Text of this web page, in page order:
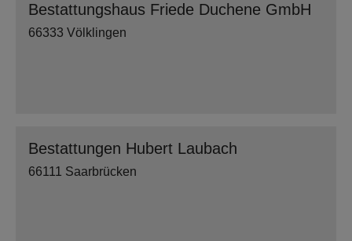
Bestattungshaus Friede Duchene GmbH
66333 Völklingen
Bestattungen Hubert Laubach
66111 Saarbrücken